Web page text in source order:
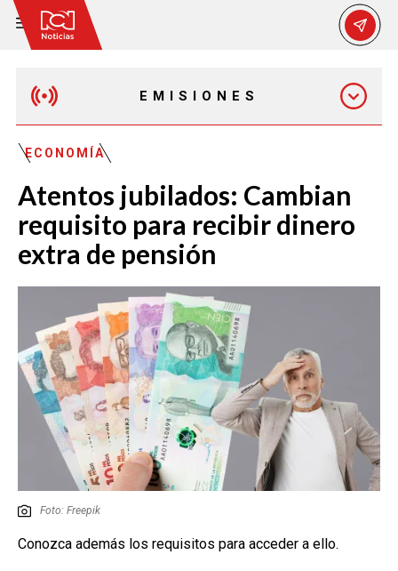
EMISIONES
EMISIÓN 7:00 PM
ECONOMÍA
Atentos jubilados: Cambian
requisito para recibir dinero
extra de pensión
Foto: Freepik
Conozca además los requisitos para acceder a ello.